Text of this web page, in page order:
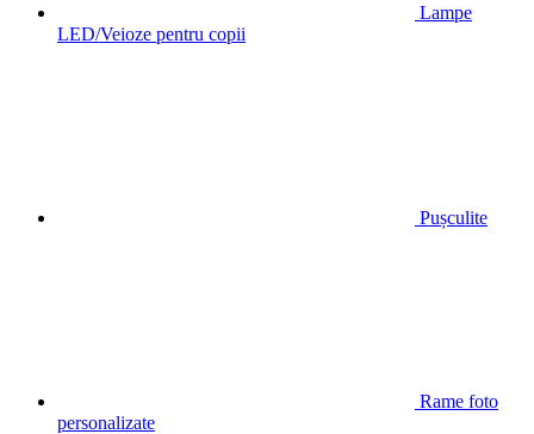
Lampe
LED/Veioze pentru copii
Pușculite
Rame foto
personalizate